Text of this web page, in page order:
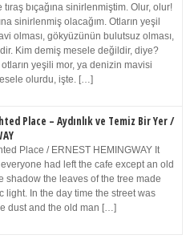
tıraş bıçağına sinirlenmiştim. Olur, olur!
sinirlenmiş olacağım. Otların yeşil
olması, gökyüzünün bulutsuz olması,
Kim demiş mesele değildir, diye?
yeşili mor, ya denizin mavisi
olurdu, işte. […]
Place – Aydınlık ve Temiz Bir Yer /
Place / ERNEST HEMINGWAY It
had left the cafe except an old
shadow the leaves of the tree made
light. In the day time the street was
dust and the old man […]